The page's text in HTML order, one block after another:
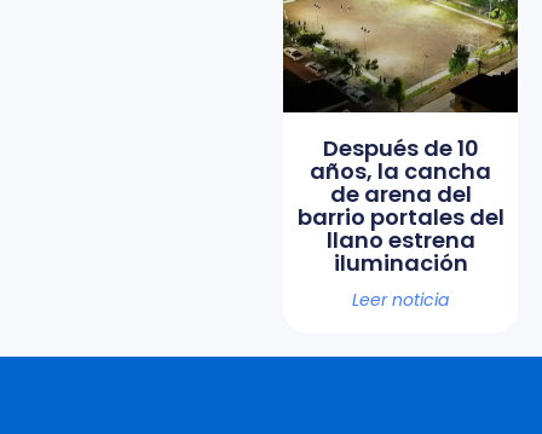
Después de 10
años, la cancha
de arena del
barrio portales del
llano estrena
iluminación
Leer noticia